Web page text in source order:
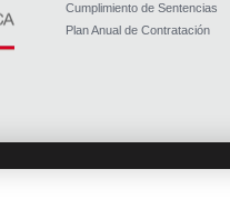
Cumplimiento de Sentencias
Plan Anual de Contratación